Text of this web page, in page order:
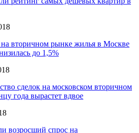
вторичном рынке жилья в Москве
до 1,5%
сделок на московском вторичном
года вырастет вдвое
возросший спрос на